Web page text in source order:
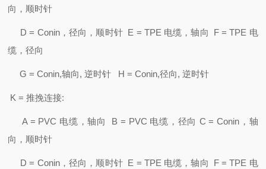
向，顺时针
D = Conin，径向，顺时针 E = TPE 电缆，轴向 F = TPE 电
缆，径向
G = Conin,轴向, 逆时针 H = Conin,径向, 逆时针
K = 推挽连接:
A = PVC 电缆，轴向 B = PVC 电缆，径向 C = Conin，轴
向，顺时针
D = Conin，径向，顺时针 E = TPE 电缆，轴向 F = TPE 电